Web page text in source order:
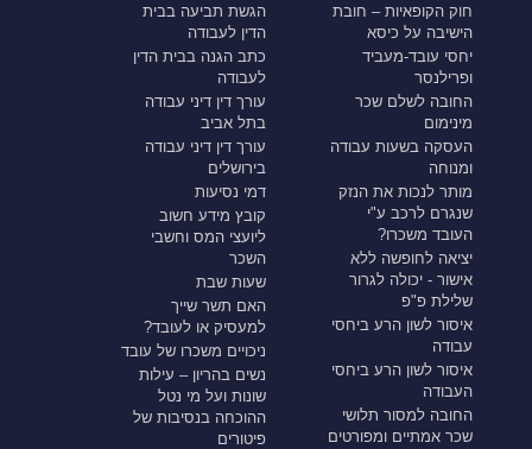
חוק הקופאיות – חובת
הישיבה על כיסא
יחסי עובד-מעביד
ופרילנסר
החובה לשלם שכר
מינימום
העסקה בשעות עבודה
ומנוחה
מותר לנכות את הנזק
שנגרם לרכב ע"י
העובד משכרו?
יציאה לחופשה ללא
אישור - יכולה לגרור
שלילת פ"פ
איסור לשון הרע ביחסי
עבודה
איסור לשון הרע ביחסי
העבודה
החובה למסור תלושי
שכר אמתיים ומפורטים
הגשת תביעה בבית
הדין לעבודה
כתב הגנה בבית הדין
לעבודה
עורך דין דיני עבודה
בתל אביב
עורך דין דיני עבודה
בירושלים
דמי נסיעות
קובץ מידע חשוב
ליועצי המס וחשבי
השכר
שעות שבת
האם תשר שייך
למעסיק או לעובד?
ניכויים משכרו של עובד
נשים בהריון – עילות
שונות ועל מי נטל
ההוכחה בנסיבות של
פיטורים